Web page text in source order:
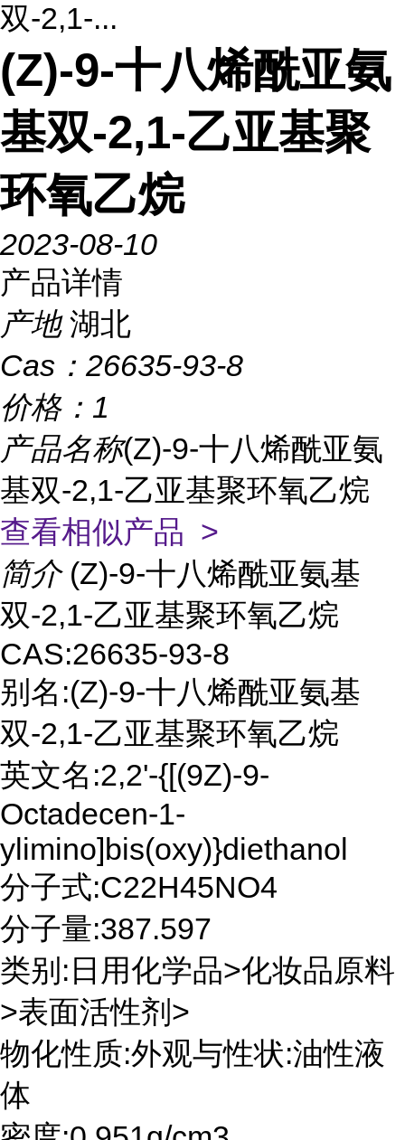
双-2,1-...
(Z)-9-十八烯酰亚氨
基双-2,1-乙亚基聚
环氧乙烷
2023-08-10
产品详情
产地 湖北
Cas： 26635-93-8
价格： 1
产品名称(Z)-9-十八烯酰亚氨
基双-2,1-乙亚基聚环氧乙烷
查看相似产品 >
简介 (Z)-9-十八烯酰亚氨基
双-2,1-乙亚基聚环氧乙烷
CAS:26635-93-8
别名:(Z)-9-十八烯酰亚氨基
双-2,1-乙亚基聚环氧乙烷
英文名:2,2'-{[(9Z)-9-
Octadecen-1-
ylimino]bis(oxy)}diethanol
分子式:C22H45NO4
分子量:387.597
类别:日用化学品>化妆品原料
>表面活性剂>
物化性质:外观与性状:油性液
体